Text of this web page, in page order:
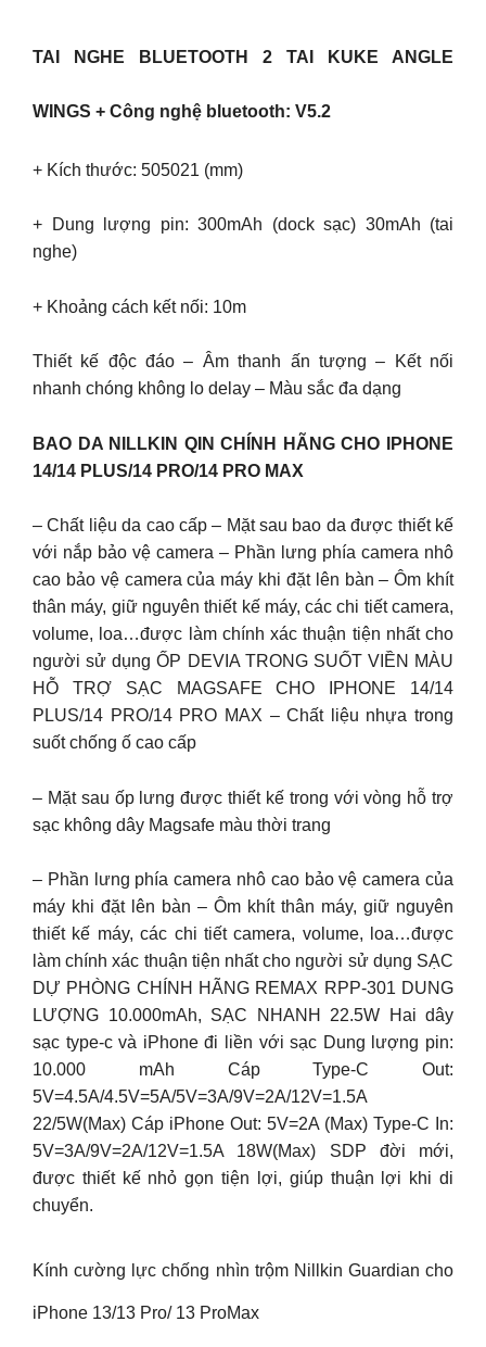
TAI NGHE BLUETOOTH 2 TAI KUKE ANGLE
WINGS + Công nghệ bluetooth: V5.2
+ Kích thước: 505021 (mm)
+ Dung lượng pin: 300mAh (dock sạc) 30mAh (tai
nghe)
+ Khoảng cách kết nối: 10m
Thiết kế độc đáo – Âm thanh ấn tượng – Kết nối
nhanh chóng không lo delay – Màu sắc đa dạng
BAO DA NILLKIN QIN CHÍNH HÃNG CHO IPHONE
14/14 PLUS/14 PRO/14 PRO MAX
– Chất liệu da cao cấp – Mặt sau bao da được thiết kế
với nắp bảo vệ camera – Phần lưng phía camera nhô
cao bảo vệ camera của máy khi đặt lên bàn – Ôm khít
thân máy, giữ nguyên thiết kế máy, các chi tiết camera,
volume, loa…được làm chính xác thuận tiện nhất cho
người sử dụng ỐP DEVIA TRONG SUỐT VIỀN MÀU
HỖ TRỢ SẠC MAGSAFE CHO IPHONE 14/14
PLUS/14 PRO/14 PRO MAX – Chất liệu nhựa trong
suốt chống ố cao cấp
– Mặt sau ốp lưng được thiết kế trong với vòng hỗ trợ
sạc không dây Magsafe màu thời trang
– Phần lưng phía camera nhô cao bảo vệ camera của
máy khi đặt lên bàn – Ôm khít thân máy, giữ nguyên
thiết kế máy, các chi tiết camera, volume, loa…được
làm chính xác thuận tiện nhất cho người sử dụng SẠC
DỰ PHÒNG CHÍNH HÃNG REMAX RPP-301 DUNG
LƯỢNG 10.000mAh, SẠC NHANH 22.5W Hai dây
sạc type-c và iPhone đi liền với sạc Dung lượng pin:
10.000 mAh Cáp Type-C Out:
5V=4.5A/4.5V=5A/5V=3A/9V=2A/12V=1.5A
22/5W(Max) Cáp iPhone Out: 5V=2A (Max) Type-C In:
5V=3A/9V=2A/12V=1.5A 18W(Max) SDP đời mới,
được thiết kế nhỏ gọn tiện lợi, giúp thuận lợi khi di
chuyển.
Kính cường lực chống nhìn trộm Nillkin Guardian cho
iPhone 13/13 Pro/ 13 ProMax